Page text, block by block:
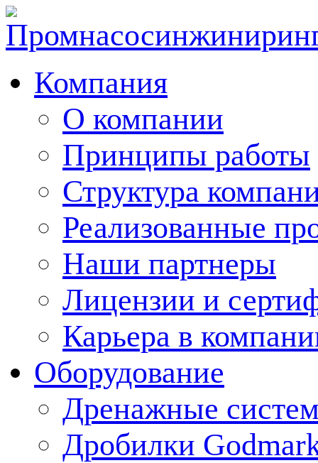
Компания
О компании
Принципы работы
Структура
Реализованные
Наши партнеры
Лицензии и
Карьера в
Оборудование
Дренажные
Дробилки